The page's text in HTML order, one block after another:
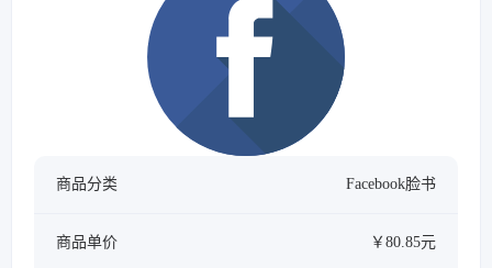
商品分类 Facebook脸书
商品单价 ￥80.85元